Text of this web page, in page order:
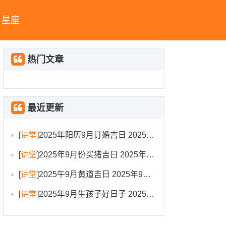
星座
热门文章
最近更新
[讲堂]2025年阳历9月订婚吉日 2025年9月订婚吉日有哪几天
[讲堂]2025年9月份买猪吉日 2025年9月买猪进圈吉日
[讲堂]2025午9月黄道吉日 2025年9月黄道吉日一览表大全
[讲堂]2025年9月生孩子好日子 2025年9月哪天生孩子比较好